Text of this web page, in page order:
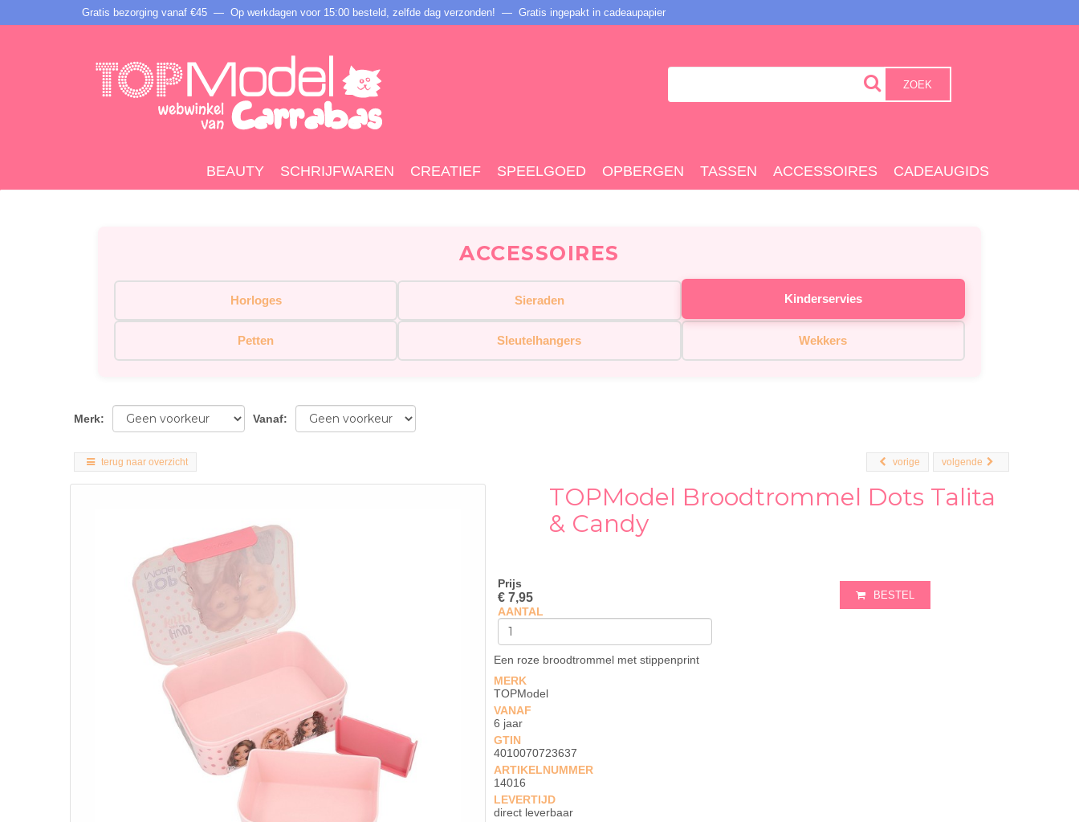
Gratis bezorging vanaf €45 — Op werkdagen voor 15:00 besteld, zelfde dag verzonden! — Gratis ingepakt in cadeaupapier
ZOEK
BEAUTY SCHRIJFWAREN CREATIEF SPEELGOED OPBERGEN TASSEN ACCESSOIRES CADEAUGIDS
ACCESSOIRES
Horloges Sieraden Kinderservies
Petten Sleutelhangers Wekkers
Merk: Vanaf:
terug naar overzicht volgende
vorige
TOPModel Broodtrommel Dots Talita
& Candy
Prijs
€ 7,95
AANTAL
BESTEL
Een roze broodtrommel met stippenprint
MERK
TOPModel
VANAF
6 jaar
GTIN
4010070723637
ARTIKELNUMMER
14016
LEVERTIJD
direct leverbaar